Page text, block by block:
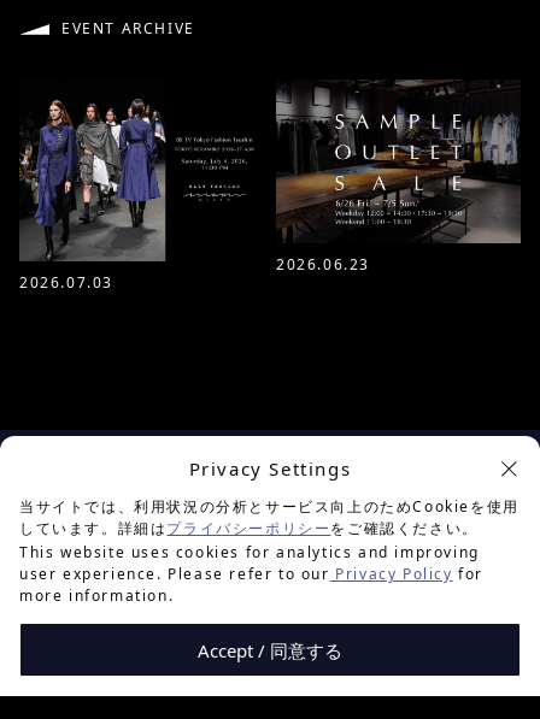
Privacy Settings
当サイトでは、利用状況の分析とサービス向上のためCookieを使用
しています。詳細はプライバシーポリシーをご確認ください。
This website uses cookies for analytics and improving
user experience. Please refer to our Privacy Policy for
more information.
Accept / 同意する
EVENT ARCHIVE
2026.07.03
2026.06.23
余白を楽しむプロジェクト